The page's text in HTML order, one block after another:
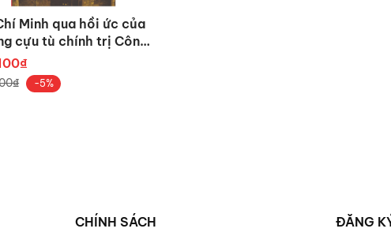
11A, ngõ 282 Nguyễn Huy Tưởng, P. Thanh Xuân Trung, Q.
Minh qua hồi ức của
cựu tù chính trị Côn
-5%
CHÍNH SÁCH ĐĂNG